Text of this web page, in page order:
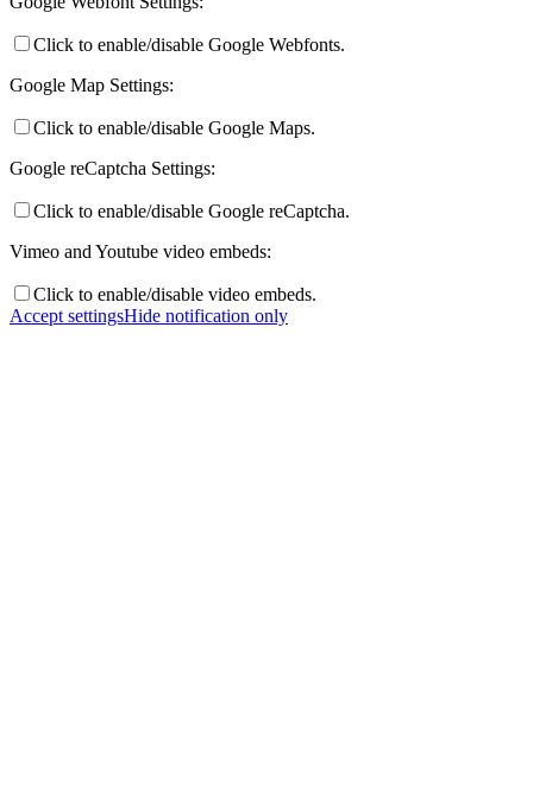
Click to enable/disable Google Webfonts.
Google Map Settings:
Click to enable/disable Google Maps.
Google reCaptcha Settings:
Click to enable/disable Google reCaptcha.
Vimeo and Youtube video embeds:
Click to enable/disable video embeds.
Accept settingsHide notification only